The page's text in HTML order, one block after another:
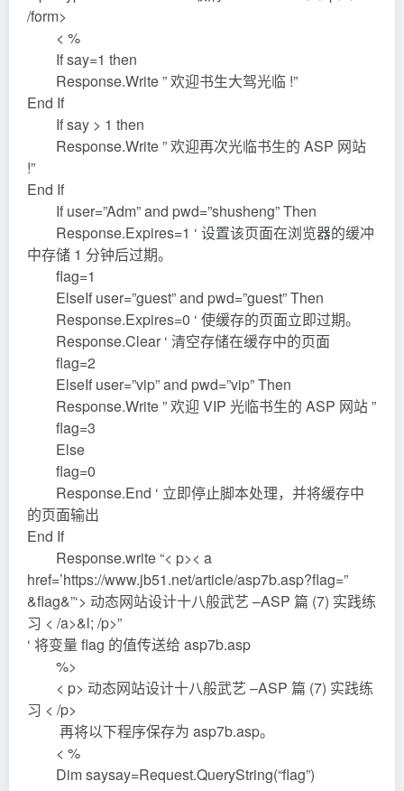
/form>
< %
If say=1 then
Response.Write ” 欢迎书生大驾光临 !”
End If
If say > 1 then
Response.Write ” 欢迎再次光临书生的 ASP 网站
!”
End If
If user=”Adm” and pwd=”shusheng” Then
Response.Expires=1 ‘ 设置该页面在浏览器的缓冲
中存储 1 分钟后过期。
flag=1
ElseIf user=”guest” and pwd=”guest” Then
Response.Expires=0 ‘ 使缓存的页面立即过期。
Response.Clear ‘ 清空存储在缓存中的页面
flag=2
ElseIf user=”vip” and pwd=”vip” Then
Response.Write ” 欢迎 VIP 光临书生的 ASP 网站 ”
flag=3
Else
flag=0
Response.End ‘ 立即停止脚本处理，并将缓存中
的页面输出
End If
Response.write “< p>< a
href=’https://www.jb51.net/article/asp7b.asp?flag=”
&flag&”‘> 动态网站设计十八般武艺 –ASP 篇 (7) 实践练
习 < /a>&l; /p>”
‘ 将变量 flag 的值传送给 asp7b.asp
%>
< p> 动态网站设计十八般武艺 –ASP 篇 (7) 实践练
习 < /p>
再将以下程序保存为 asp7b.asp。
< %
Dim saysay=Request.QueryString(“flag”)